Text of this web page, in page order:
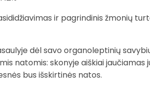
ir pagrindinis žmonių
dėl savo organoleptinių
natomis: skonyje aiškiai
bus išskirtinės natos.